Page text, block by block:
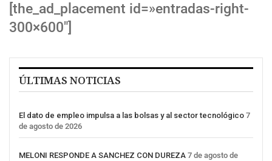
[the_ad_placement id=»entradas-right-
300×600″]
ÚLTIMAS NOTICIAS
El dato de empleo impulsa a las bolsas y al sector tecnológico 7
de agosto de 2026
MELONI RESPONDE A SANCHEZ CON DUREZA 7 de agosto de